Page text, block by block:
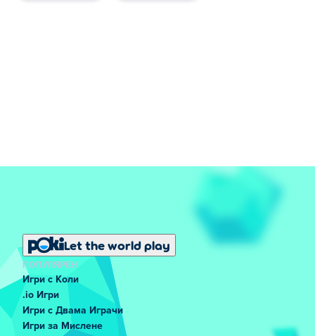
Let the world play
ПОПУЛЯРЕН
Игри с Коли
.io Игри
Игри с Двама Играчи
Игри за Мислене